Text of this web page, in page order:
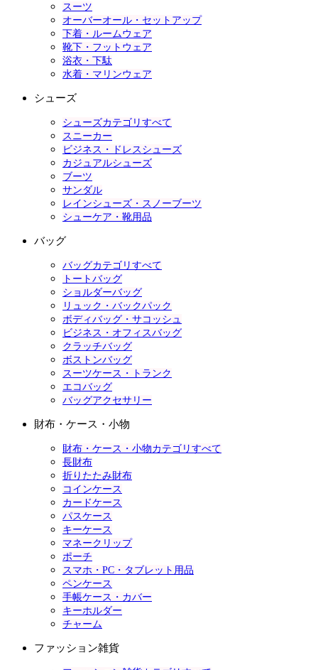
スーツ
オーバーオール・セットアップ
下着・ルームウェア
靴下・フットウェア
浴衣・下駄
水着・マリンウェア
シューズ
シューズカテゴリすべて
スニーカー
ビジネス・ドレスシューズ
カジュアルシューズ
ブーツ
サンダル
レインシューズ・スノーブーツ
シューケア・靴用品
バッグ
バッグカテゴリすべて
トートバッグ
ショルダーバッグ
リュック・バックパック
ボディバッグ・サコッシュ
ビジネス・オフィスバッグ
クラッチバッグ
ボストンバッグ
スーツケース・トランク
エコバッグ
バッグアクセサリー
財布・ケース・小物
財布・ケース・小物カテゴリすべて
長財布
折りたたみ財布
コインケース
カードケース
パスケース
キーケース
マネークリップ
ポーチ
スマホ・PC・タブレット用品
ペンケース
手帳ケース・カバー
キーホルダー
チャーム
ファッション雑貨